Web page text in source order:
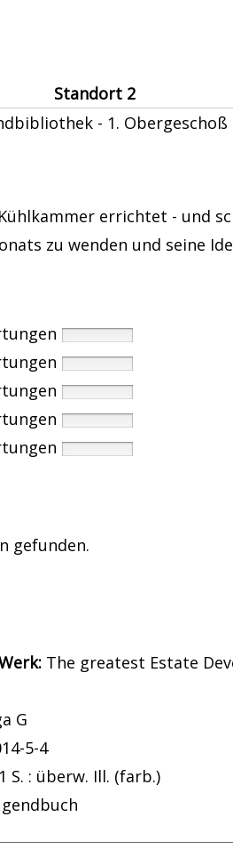
Standort 2
- 1. Obergeschoß
errichtet - und
zu wenden und seine
gefunden.
Verfasser
The greatest Estate
Tab öffnen
nach dieser Systematik
G
Interessenskreis
5-4
S. : überw. Ill. (farb.)
Beteiligten Person